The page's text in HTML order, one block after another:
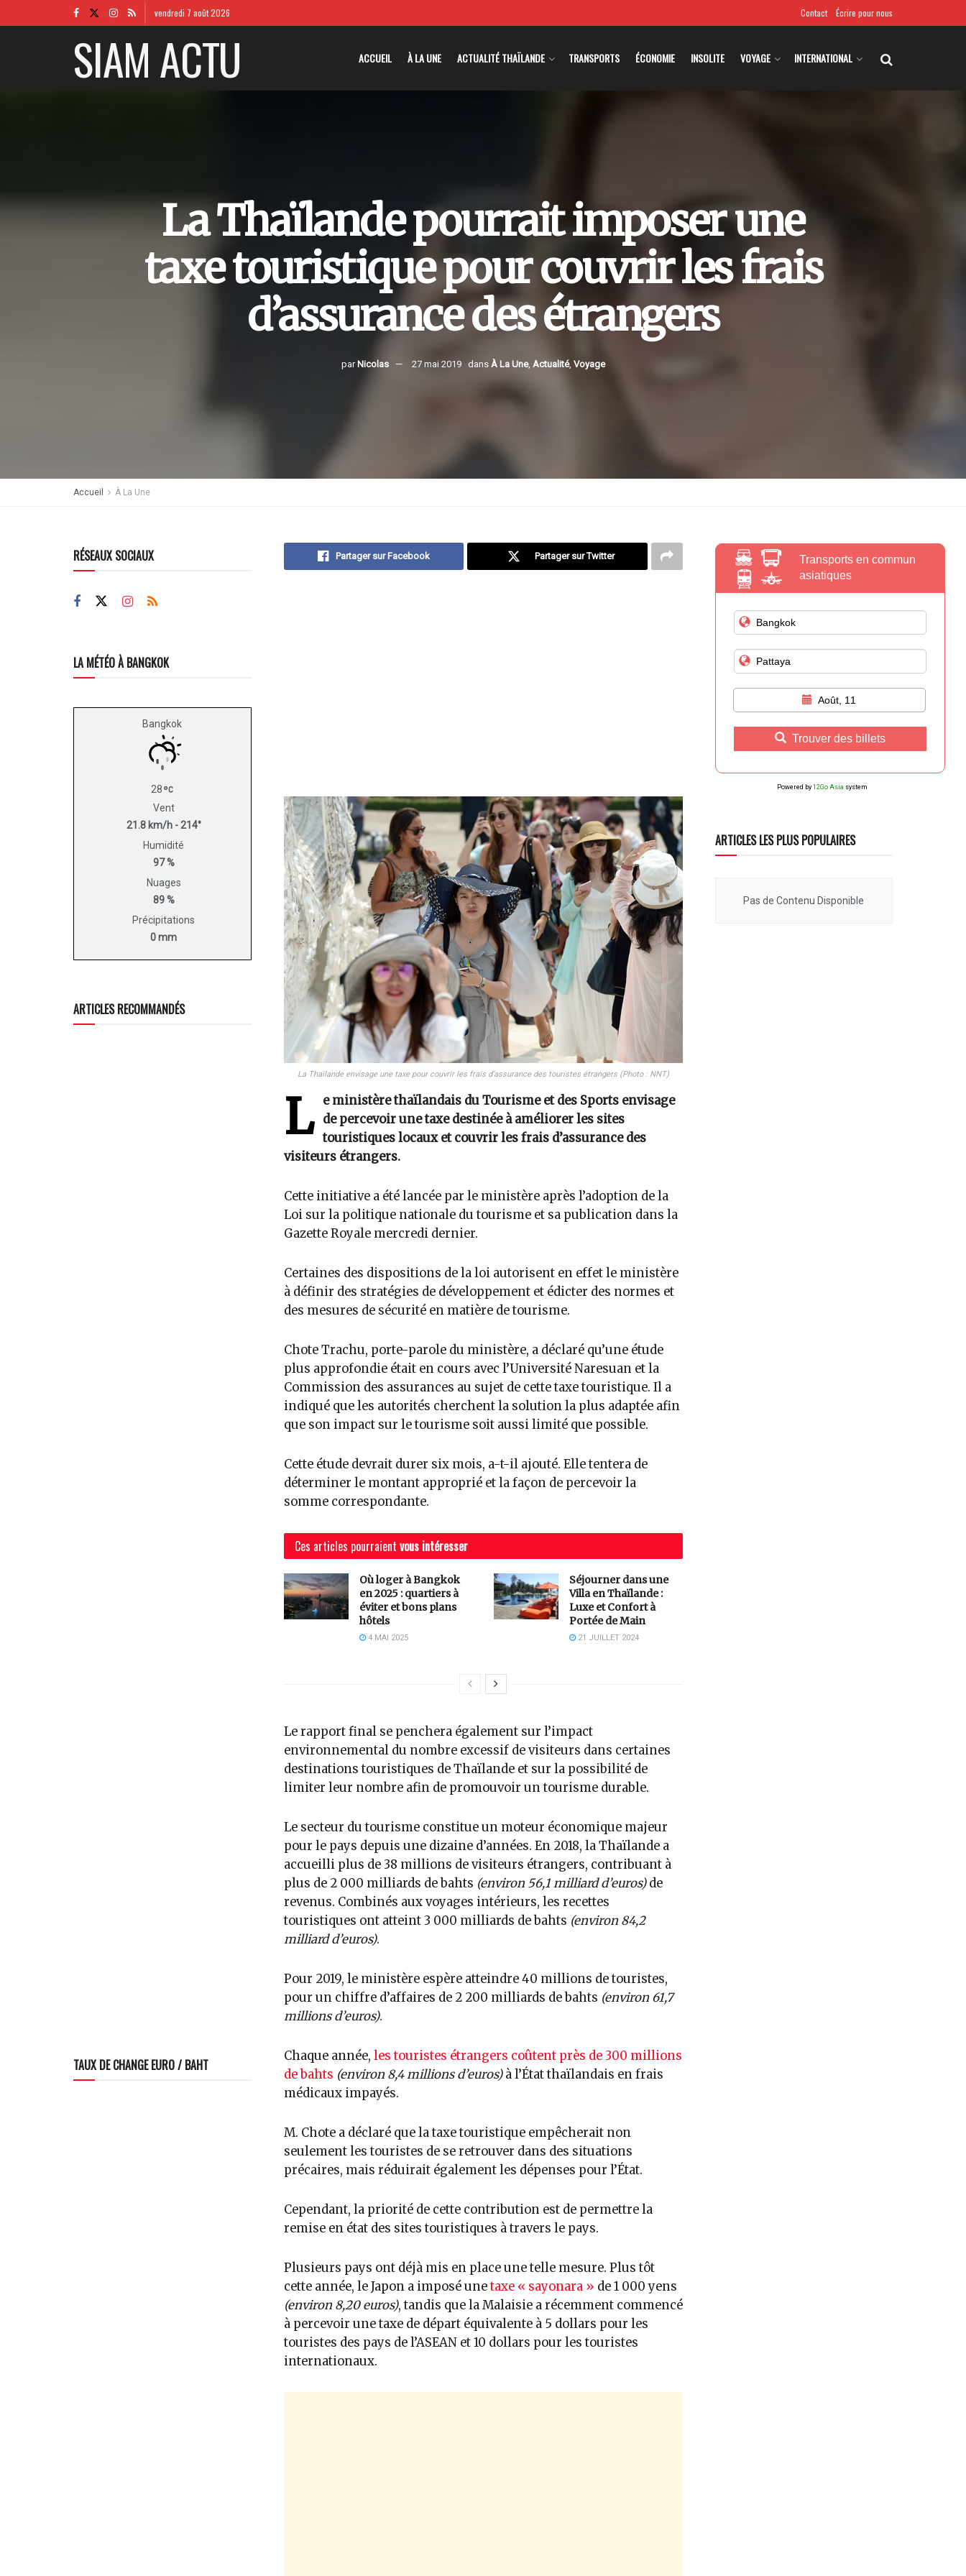
vendredi 7 août 2026 Contact Écrire pour nous
SIAM ACTU ACCUEIL À LA UNE ACTUALITÉ THAÏLANDE TRANSPORTS ÉCONOMIE INSOLITE VOYAGE INTERNATIONAL
La Thaïlande pourrait imposer une
taxe touristique pour couvrir les frais
d’assurance des étrangers
par Nicolas 27 mai 2019 dans À La Une, Actualité, Voyage
Accueil À La Une
Partager sur Facebook Partager sur Twitter
La Thaïlande envisage une taxe pour couvrir les frais d’assurance des touristes étrangers (Photo : NNT)
L
e ministère thaïlandais du Tourisme et des Sports envisage
de percevoir une taxe destinée à améliorer les sites
touristiques locaux et couvrir les frais d’assurance des
visiteurs étrangers.
Cette initiative a été lancée par le ministère après l’adoption de la
Loi sur la politique nationale du tourisme et sa publication dans la
Gazette Royale mercredi dernier.
Certaines des dispositions de la loi autorisent en effet le ministère
à définir des stratégies de développement et édicter des normes et
des mesures de sécurité en matière de tourisme.
Chote Trachu, porte-parole du ministère, a déclaré qu’une étude
plus approfondie était en cours avec l’Université Naresuan et la
Commission des assurances au sujet de cette taxe touristique. Il a
indiqué que les autorités cherchent la solution la plus adaptée afin
que son impact sur le tourisme soit aussi limité que possible.
Cette étude devrait durer six mois, a-t-il ajouté. Elle tentera de
déterminer le montant approprié et la façon de percevoir la
somme correspondante.
Ces articles pourraient vous intéresser
Où loger à Bangkok
en 2025 : quartiers à
éviter et bons plans
hôtels
4 MAI 2025
Séjourner dans une
Villa en Thaïlande :
Luxe et Confort à
Portée de Main
21 JUILLET 2024
Le rapport final se penchera également sur l’impact
environnemental du nombre excessif de visiteurs dans certaines
destinations touristiques de Thaïlande et sur la possibilité de
limiter leur nombre afin de promouvoir un tourisme durable.
Le secteur du tourisme constitue un moteur économique majeur
pour le pays depuis une dizaine d’années. En 2018, la Thaïlande a
accueilli plus de 38 millions de visiteurs étrangers, contribuant à
plus de 2 000 milliards de bahts (environ 56,1 milliard d’euros)de
revenus. Combinés aux voyages intérieurs, les recettes
touristiques ont atteint 3 000 milliards de bahts (environ 84,2
milliard d’euros).
Pour 2019, le ministère espère atteindre 40 millions de touristes,
pour un chiffre d’affaires de 2 200 milliards de bahts (environ 61,7
millions d’euros).
Chaque année, les touristes étrangers coûtent près de 300 millions
de bahts (environ 8,4 millions d’euros)à l’État thaïlandais en frais
médicaux impayés.
M. Chote a déclaré que la taxe touristique empêcherait non
seulement les touristes de se retrouver dans des situations
précaires, mais réduirait également les dépenses pour l’État.
Cependant, la priorité de cette contribution est de permettre la
remise en état des sites touristiques à travers le pays.
Plusieurs pays ont déjà mis en place une telle mesure. Plus tôt
cette année, le Japon a imposé unetaxe « sayonara » de 1 000 yens
(environ 8,20 euros), tandis que la Malaisie a récemment commencé
à percevoir une taxe de départ équivalente à 5 dollars pour les
touristes des pays de l’ASEAN et 10 dollars pour les touristes
internationaux.
RÉSEAUX SOCIAUX
LA MÉTÉO À BANGKOK
Bangkok
28
Vent
21.8 km/h - 214°
Humidité
97 %
Nuages
89 %
Précipitations
0 mm
ARTICLES RECOMMANDÉS
TAUX DE CHANGE EURO / BAHT
Transports en commun
asiatiques
Août, 11
Trouver des billets
Powered by 12Go Asia system
ARTICLES LES PLUS POPULAIRES
Pas de Contenu Disponible